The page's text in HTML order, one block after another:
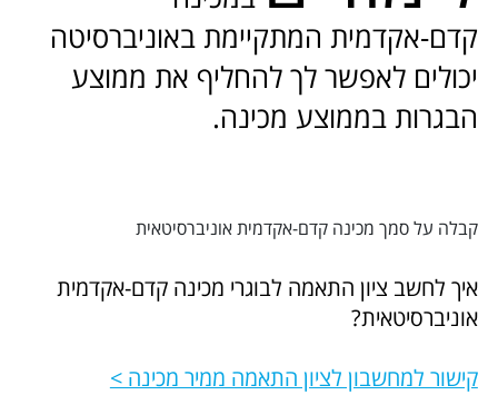
קדם-אקדמית המתקיימת באוניברסיטה
יכולים לאפשר לך להחליף את ממוצע
הבגרות בממוצע מכינה.
קבלה על סמך מכינה קדם-אקדמית אוניברסיטאית
איך לחשב ציון התאמה לבוגרי מכינה קדם-אקדמית
אוניברסיטאית?
קישור למחשבון לציון התאמה ממיר מכינה >